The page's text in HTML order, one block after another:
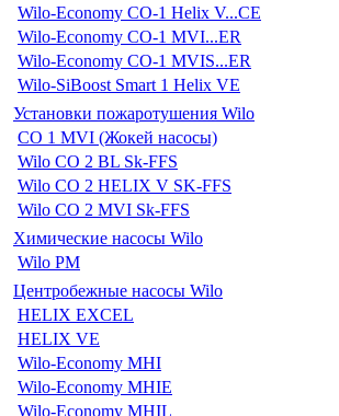
Wilo-Economy CO-1 Helix V...CE
Wilo-Economy CO-1 MVI...ER
Wilo-Economy CO-1 MVIS...ER
Wilo-SiBoost Smart 1 Helix VE
Установки пожаротушения Wilo
CO 1 MVI (Жокей насосы)
Wilo CO 2 BL Sk-FFS
Wilo CO 2 HELIX V SK-FFS
Wilo CO 2 MVI Sk-FFS
Химические насосы Wilo
Wilo PM
Центробежные насосы Wilo
HELIX EXCEL
HELIX VE
Wilo-Economy MHI
Wilo-Economy MHIE
Wilo-Economy MHIL